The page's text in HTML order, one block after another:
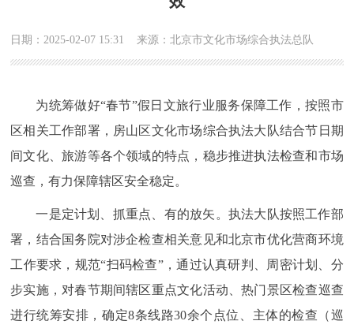
日期：2025-02-07 15:31 来源：北京市文化市场综合执法总队
为统筹做好“春节”假日文旅行业服务保障工作，按照市
区相关工作部署，房山区文化市场综合执法大队结合节日期
间文化、旅游等各个领域的特点，稳步推进执法检查和市场
巡查，有力保障辖区安全稳定。
一是定计划、抓重点、有的放矢。执法大队按照工作部
署，结合国务院对涉企检查相关意见和北京市优化营商环境
工作要求，规范“扫码检查”，通过认真研判、周密计划、分
步实施，对春节期间辖区重点文化活动、热门景区检查巡查
进行统筹安排，确定8条线路30余个点位、主体的检查（巡